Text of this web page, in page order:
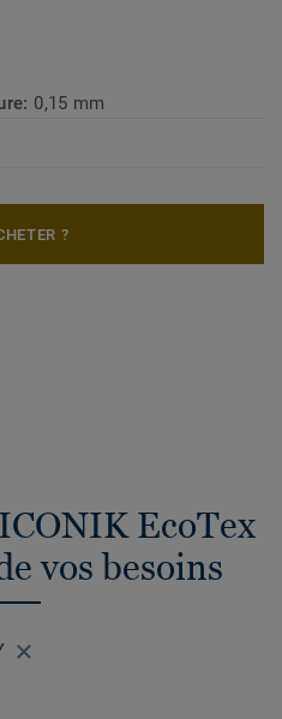
0,15 mm
?
EcoTex
vos besoins